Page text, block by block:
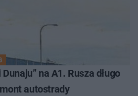
na A1. Rusza długo
autostrady